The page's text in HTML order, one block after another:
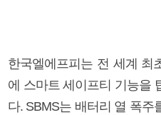
한국엘에프피는 전 세계 최
에 스마트 세이프티 기능을
다. SBMS는 배터리 열 폭주